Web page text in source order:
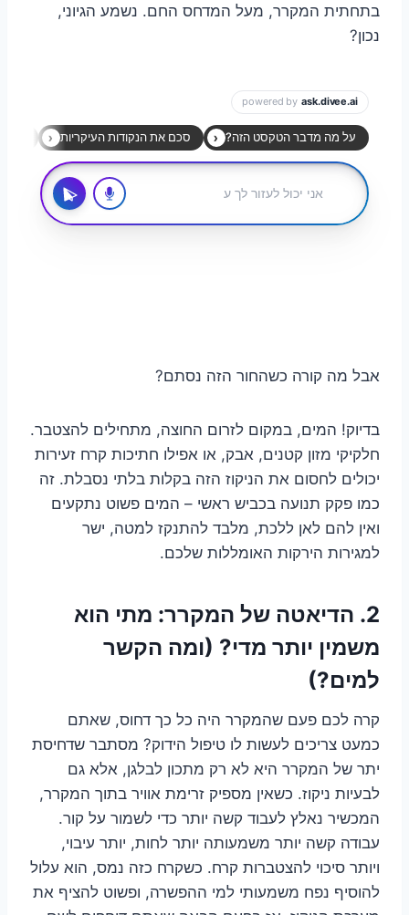
בתחתית המקרר, מעל המדחס החם. נשמע הגיוני,
נכון?
אבל מה קורה כשהחור הזה נסתם?
בדיוק! המים, במקום לזרום החוצה, מתחילים להצטבר.
חלקיקי מזון קטנים, אבק, או אפילו חתיכות קרח זעירות
יכולים לחסום את הניקוז הזה בקלות בלתי נסבלת. זה
כמו פקק תנועה בכביש ראשי – המים פשוט נתקעים
ואין להם לאן ללכת, מלבד להתנקז למטה, ישר
למגירות הירקות האומללות שלכם.
2. הדיאטה של המקרר: מתי הוא
משמין יותר מדי? (ומה הקשר
למים?)
קרה לכם פעם שהמקרר היה כל כך דחוס, שאתם
כמעט צריכים לעשות לו טיפול הידוק? מסתבר שדחיסת
יתר של המקרר היא לא רק מתכון לבלגן, אלא גם
לבעיות ניקוז. כשאין מספיק זרימת אוויר בתוך המקרר,
המכשיר נאלץ לעבוד קשה יותר כדי לשמור על קור.
עבודה קשה יותר משמעותה יותר לחות, יותר עיבוי,
ויותר סיכוי להצטברות קרח. כשקרח כזה נמס, הוא עלול
להוסיף נפח משמעותי למי ההפשרה, ופשוט להציף את